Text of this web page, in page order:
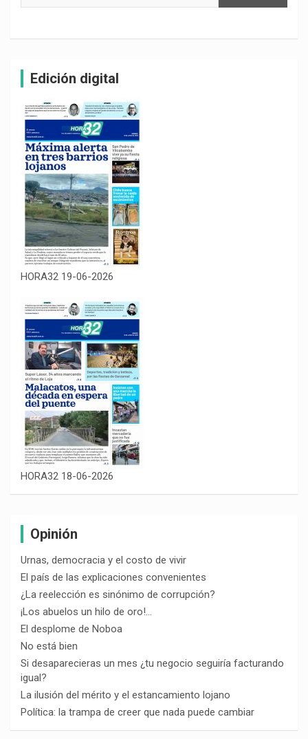
Edición digital
HORA32 19-06-2026
HORA32 18-06-2026
Opinión
Urnas, democracia y el costo de vivir
El país de las explicaciones convenientes
¿La reelección es sinónimo de corrupción?
¡Los abuelos un hilo de oro!…
El desplome de Noboa
No está bien
Si desaparecieras un mes ¿tu negocio seguiría facturando
igual?
La ilusión del mérito y el estancamiento lojano
Política: la trampa de creer que nada puede cambiar